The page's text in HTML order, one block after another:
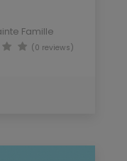
Famille
(0 reviews)